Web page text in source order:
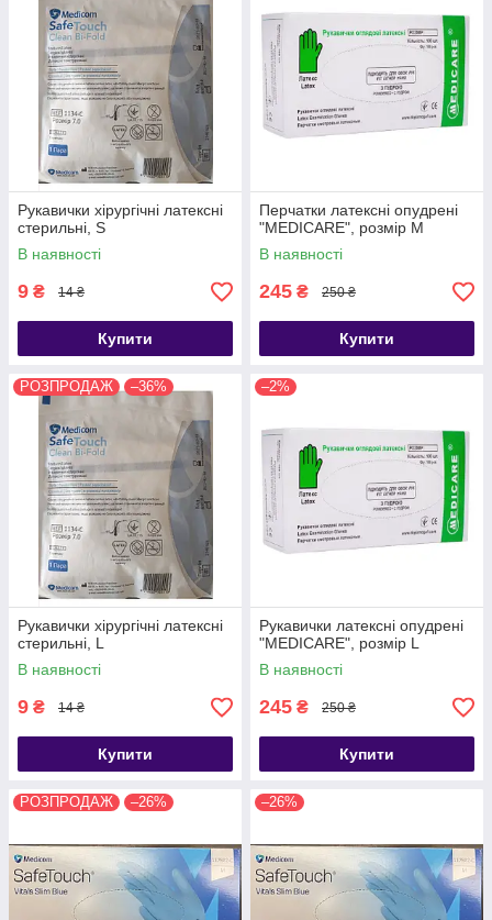
Рукавички хірургічні латексні
стерильні, S
В наявності
9 ₴ 14 ₴
Купити
Перчатки латексні опудрені
"MEDICARE", розмір M
В наявності
245 ₴ 250 ₴
Купити
РОЗПРОДАЖ –36%
Рукавички хірургічні латексні
стерильні, L
В наявності
9 ₴ 14 ₴
Купити
–2%
Рукавички латексні опудрені
"MEDICARE", розмір L
В наявності
245 ₴ 250 ₴
Купити
РОЗПРОДАЖ –26% –26%